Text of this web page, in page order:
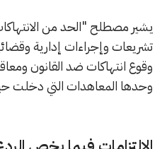
يشير مصطلح "الحد من
تشريعات وإجراءات إدارية
وقوع انتهاكات ضد القانون
وحدها المعاهدات التي دخلت